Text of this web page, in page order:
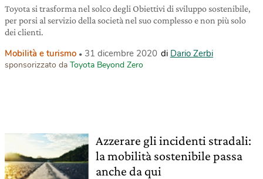
Toyota si trasforma nel solco degli Obiettivi di sviluppo sostenibile,
per porsi al servizio della società nel suo complesso e non più solo
dei clienti.
Mobilità e turismo 31 dicembre 2020 di Dario Zerbi
sponsorizzato da Toyota Beyond Zero
Azzerare gli incidenti stradali:
la mobilità sostenibile passa
anche da qui